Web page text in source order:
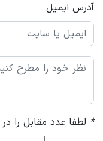
آدرس ایمیل
* لطفا عدد مقابل را